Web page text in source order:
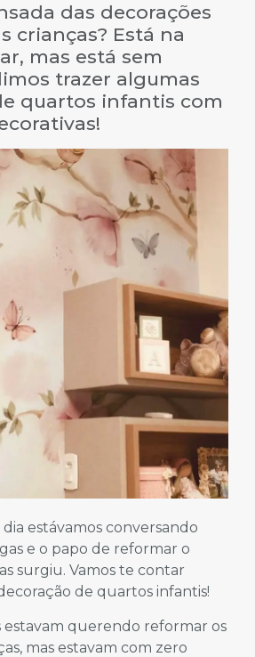
das decorações
crianças? Está na
mas está sem
trazer algumas
quartos infantis com
estávamos conversando
e o papo de reformar o
surgiu. Vamos te contar
de quartos infantis!
estavam querendo reformar os
mas estavam com zero